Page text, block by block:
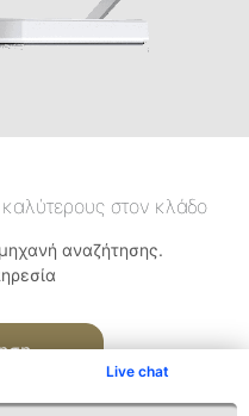
Live chat
στον κλάδο
αναζήτησης.